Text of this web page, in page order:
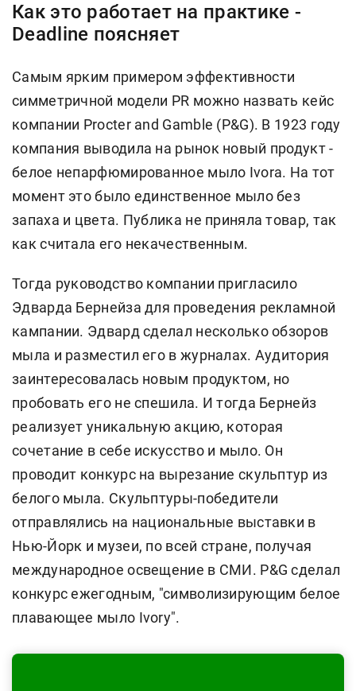
Как это работает на практике -
Deadline поясняет
Самым ярким примером эффективности
симметричной модели PR можно назвать кейс
компании Procter and Gamble (P&G). В 1923 году
компания выводила на рынок новый продукт -
белое непарфюмированное мыло Ivora. На тот
момент это было единственное мыло без
запаха и цвета. Публика не приняла товар, так
как считала его некачественным.
Тогда руководство компании пригласило
Эдварда Бернейза для проведения рекламной
кампании. Эдвард сделал несколько обзоров
мыла и разместил его в журналах. Аудитория
заинтересовалась новым продуктом, но
пробовать его не спешила. И тогда Бернейз
реализует уникальную акцию, которая
сочетание в себе искусство и мыло. Он
проводит конкурс на вырезание скульптур из
белого мыла. Скульптуры-победители
отправлялись на национальные выставки в
Нью-Йорк и музеи, по всей стране, получая
международное освещение в СМИ. P&G сделал
конкурс ежегодным, "символизирующим белое
плавающее мыло Ivory".